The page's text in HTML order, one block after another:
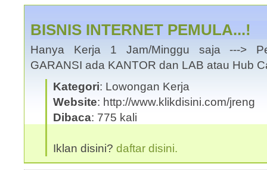
BISNIS INTERNET PEMULA...!
Hanya Kerja 1 Jam/Minggu saja --->
GARANSI ada KANTOR dan LAB atau Hub
Kategori: Lowongan Kerja
Website: http://www.klikdisini.com/jreng
Dibaca: 775 kali
Iklan disini? daftar disini.